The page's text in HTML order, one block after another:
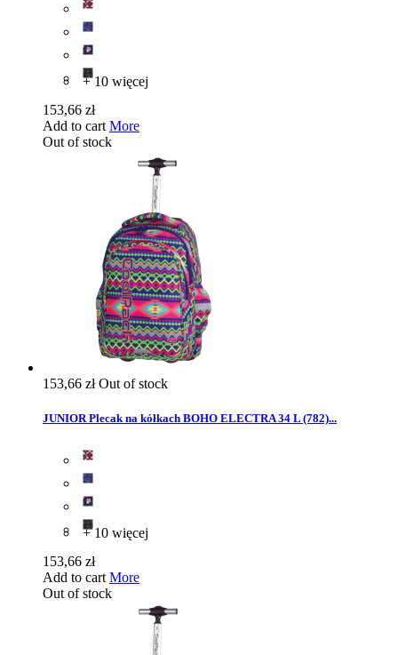
+ 10 więcej
153,66 zł
Add to cart More
Out of stock
153,66 złOut of stock
JUNIOR Plecak na kółkach BOHO ELECTRA 34 L (782)...
+ 10 więcej
153,66 zł
Add to cart More
Out of stock